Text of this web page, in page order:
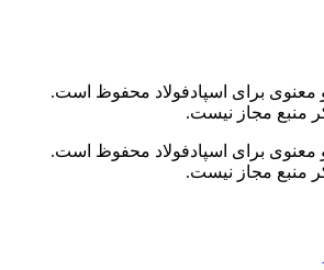
برای اسپادفولاد محفوظ است.
منبع مجاز نیست.
برای اسپادفولاد محفوظ است.
منبع مجاز نیست.